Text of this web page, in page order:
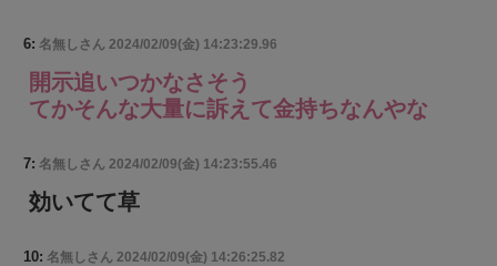
6: 名無しさん 2024/02/09(金) 14:23:29.96
開示追いつかなさそう
てかそんな大量に訴えて金持ちなんやな
7: 名無しさん 2024/02/09(金) 14:23:55.46
効いてて草
10: 名無しさん 2024/02/09(金) 14:26:25.82